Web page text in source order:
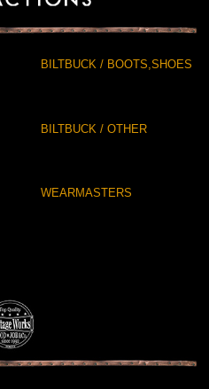
BILTBUCK / BOOTS,SHOES
BILTBUCK / OTHER
WEARMASTERS